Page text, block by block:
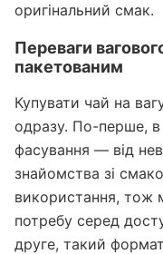
оригінальний смак.
Переваги
пакетованим
Купувати чай на
одразу. По-перше, в
фасування — від
знайомства зі
використання, тож
потребу серед
друге, такий